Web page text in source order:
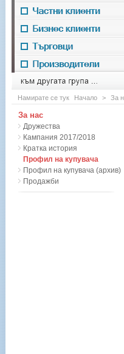
към другата група ...
EVN for
Частни клиенти
Бизнес клиенти
Търговци
Производители
Намирате се тук Начало > За
За нас
Дружества
Кампания 2017/2018
Кратка история
Профил на купувача
Профил на купувача (архив)
Продажби